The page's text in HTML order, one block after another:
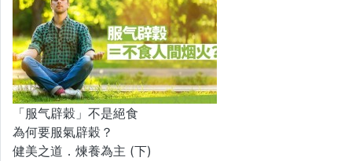
「服气辟穀」不是絕食
為何要服氣辟穀？
健美之道．煉養為主 (下)